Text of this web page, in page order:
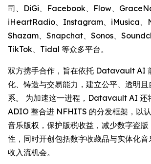
司、DiGi、Facebook、Flow、
iHeartRadio、Instagram、iMusica、
Shazam、Snapchat、Sonos、
TikTok、Tidal 等众多平台。
双方携手合作，旨在依托 Datavault AI
化、铸造与交易能力，建立公平、透明
系。 为加速这一进程，Datavault AI 还
ADIO 整合进 NFHITS 的分发框架，以
音乐版权，保护版税收益，减少数字盗
性，同时开创包括数字收藏品与实体化
收入流机会。